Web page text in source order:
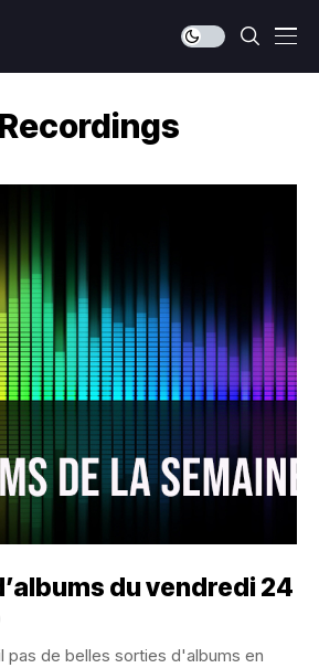
du vendredi 24
pas de belles sorties d'albums en